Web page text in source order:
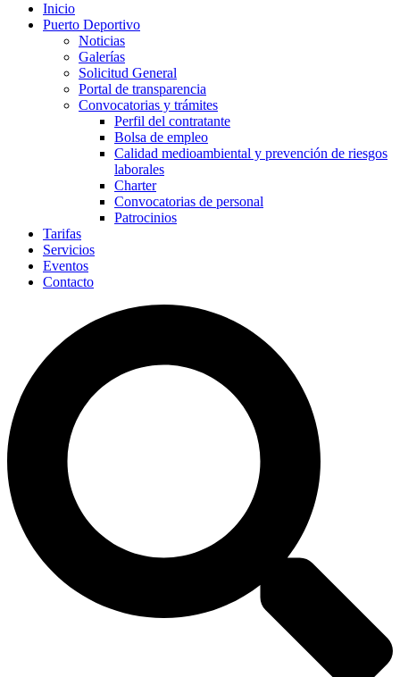
Inicio
Puerto Deportivo
Noticias
Galerías
Solicitud General
Portal de transparencia
Convocatorias y trámites
Perfil del contratante
Bolsa de empleo
Calidad medioambiental y prevención de riesgos
laborales
Charter
Convocatorias de personal
Patrocinios
Tarifas
Servicios
Eventos
Contacto